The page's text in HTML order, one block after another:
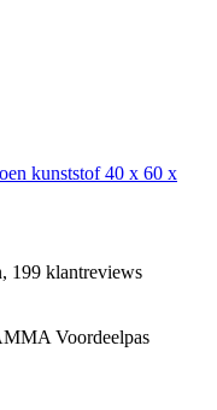
kunststof 40 x 60 x
199 klantreviews
Voordeelpas